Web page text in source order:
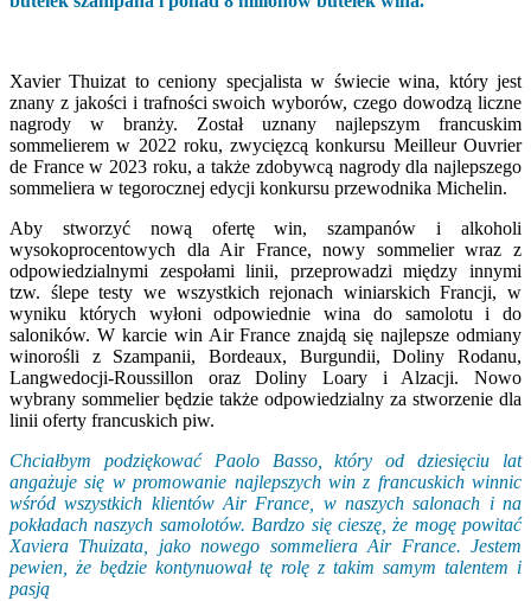
Xavier Thuizat to ceniony specjalista w świecie wina, który jest
znany z jakości i trafności swoich wyborów, czego dowodzą liczne
nagrody w branży. Został uznany najlepszym francuskim
sommelierem w 2022 roku, zwycięzcą konkursu Meilleur Ouvrier
de France w 2023 roku, a także zdobywcą nagrody dla najlepszego
sommeliera w tegorocznej edycji konkursu przewodnika Michelin.
Aby stworzyć nową ofertę win, szampanów i alkoholi
wysokoprocentowych dla Air France, nowy sommelier wraz z
odpowiedzialnymi zespołami linii, przeprowadzi między innymi
tzw. ślepe testy we wszystkich rejonach winiarskich Francji, w
wyniku których wyłoni odpowiednie wina do samolotu i do
saloników. W karcie win Air France znajdą się najlepsze odmiany
winorośli z Szampanii, Bordeaux, Burgundii, Doliny Rodanu,
Langwedocji-Roussillon oraz Doliny Loary i Alzacji. Nowo
wybrany sommelier będzie także odpowiedzialny za stworzenie dla
linii oferty francuskich piw.
Chciałbym podziękować Paolo Basso, który od dziesięciu lat
angażuje się w promowanie najlepszych win z francuskich winnic
wśród wszystkich klientów Air France, w naszych salonach i na
pokładach naszych samolotów. Bardzo się cieszę, że mogę powitać
Xaviera Thuizata, jako nowego sommeliera Air France. Jestem
pewien, że będzie kontynuował tę rolę z takim samym talentem i
pasją